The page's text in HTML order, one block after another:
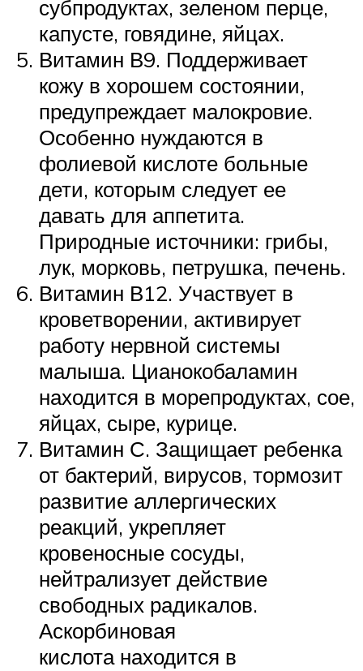
субпродуктах, зеленом перце,
капусте, говядине, яйцах.
Витамин В9. Поддерживает
кожу в хорошем состоянии,
предупреждает малокровие.
Особенно нуждаются в
фолиевой кислоте больные
дети, которым следует ее
давать для аппетита.
Природные источники: грибы,
лук, морковь, петрушка, печень.
Витамин В12. Участвует в
кроветворении, активирует
работу нервной системы
малыша. Цианокобаламин
находится в морепродуктах, сое,
яйцах, сыре, курице.
Витамин С. Защищает ребенка
от бактерий, вирусов, тормозит
развитие аллергических
реакций, укрепляет
кровеносные сосуды,
нейтрализует действие
свободных радикалов.
Аскорбиновая
кислота находится в